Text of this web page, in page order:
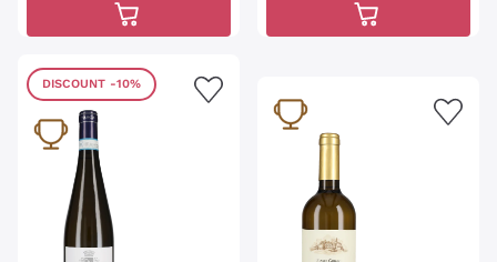
DISCOUNT -10%